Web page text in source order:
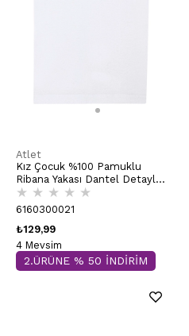
Atlet
Kız Çocuk %100 Pamuklu
Ribana Yakası Dantel Detaylı
İnce Askılı Örme Atlet |
Beyaz K1610
★ ★ ★ ★ ★
6160300021
₺129,99
4 Mevsim
2.ÜRÜNE % 50 İNDİRİM